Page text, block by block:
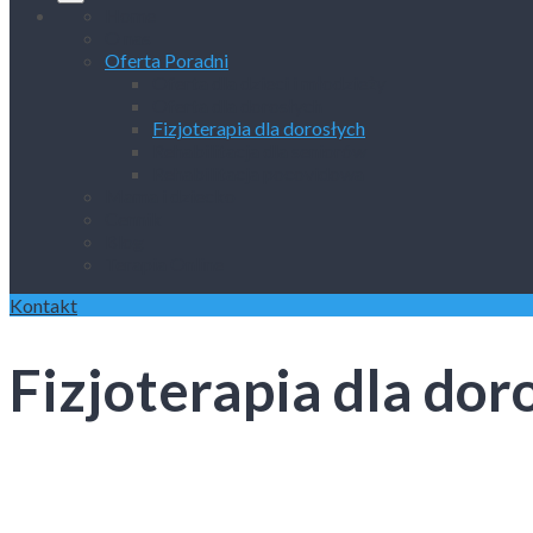
Oferta Poradni
Fizjoterapia dla dorosłych
Kontakt
Fizjoterapia dla